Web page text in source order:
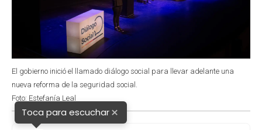
El gobierno inició el llamado diálogo social para llevar adelante una
nueva reforma de la seguridad social.
Foto: Estefanía Leal
Toca para escuchar×